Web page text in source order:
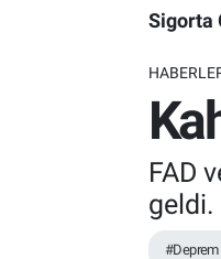
Sigorta
FAD
#Deprem
Köşe Yazıları
Sağlık Sigortaları
Sporun Sigortası